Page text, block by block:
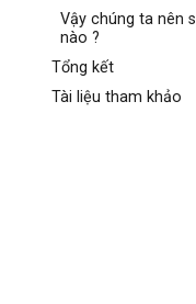
Vậy chúng ta nên
nào ?
Tổng kết
Tài liệu tham khảo